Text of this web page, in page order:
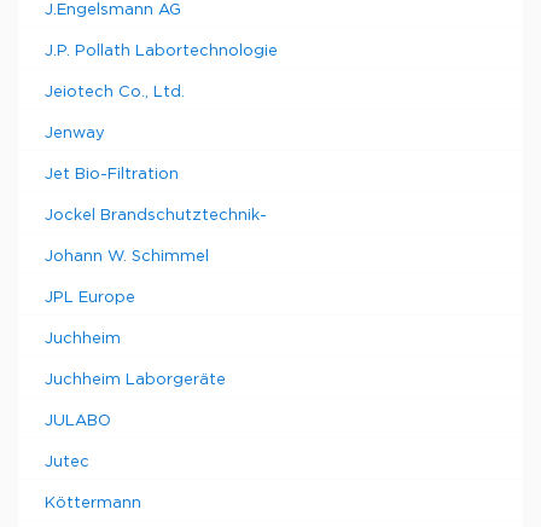
J.Engelsmann AG
J.P. Pollath Labortechnologie
Jeiotech Co., Ltd.
Jenway
Jet Bio-Filtration
Jockel Brandschutztechnik-
Johann W. Schimmel
JPL Europe
Juchheim
Juchheim Laborgeräte
JULABO
Jutec
Köttermann